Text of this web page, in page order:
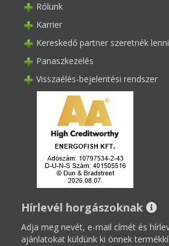
Rólunk
Karrier
Kereskedő partner szeretnék lenni
Panaszkezelés
Visszaélés-bejelentési rendszer
Hírlevél horgászoknak
Adja meg nevét, e-mail címét és
ajánlatokat küldünk ki önnek